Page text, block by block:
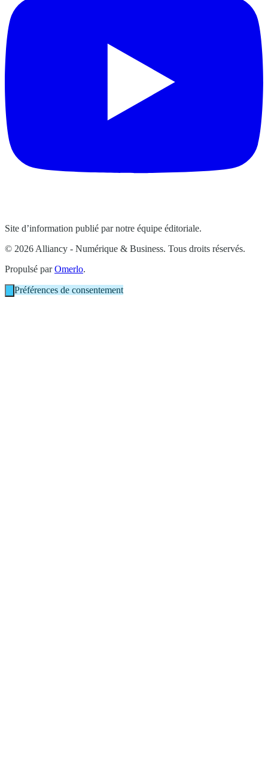
Site d’information publié par notre équipe éditoriale.
© 2026 Alliancy - Numérique & Business. Tous droits réservés.
Propulsé parOmerlo.
Préférences de consentement